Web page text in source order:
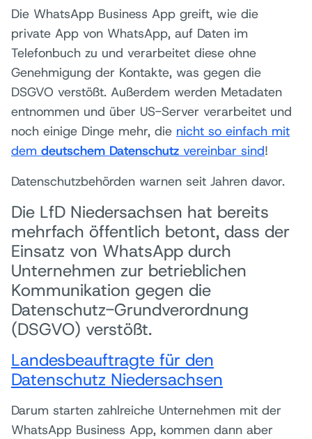
Die WhatsApp Business App greift, wie die
private App von WhatsApp, auf Daten im
Telefonbuch zu und verarbeitet diese ohne
Genehmigung der Kontakte, was gegen die
DSGVO verstößt. Außerdem werden Metadaten
entnommen und über US-Server verarbeitet und
noch einige Dinge mehr, die nicht so einfach mit
dem deutschem Datenschutz vereinbar sind!
Datenschutzbehörden warnen seit Jahren davor.
Die LfD Niedersachsen hat bereits
mehrfach öffentlich betont, dass der
Einsatz von WhatsApp durch
Unternehmen zur betrieblichen
Kommunikation gegen die
Datenschutz-Grundverordnung
(DSGVO) verstößt.
Landesbeauftragte für den
Datenschutz Niedersachsen
Darum starten zahlreiche Unternehmen mit der
WhatsApp Business App, kommen dann aber